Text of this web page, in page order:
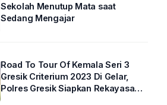
Sekolah Menutup Mata saat
Sedang Mengajar
Road To Tour Of Kemala Seri 3
Gresik Criterium 2023 Di Gelar,
Polres Gresik Siapkan Rekayasa